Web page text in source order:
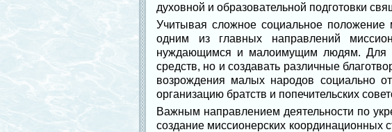
духовной и образовательной подготовки
Учитывая сложное социальное
одним из главных направлений
нуждающимся и малоимущим людям. Для
средств, но и создавать различные
возрождения малых народов социально
организацию братств и попечительских
Важным направлением деятельности по
создание миссионерских координационных